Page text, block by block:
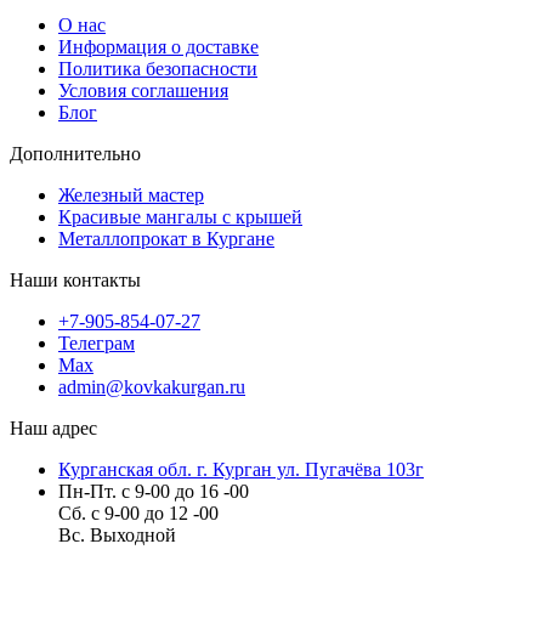
О нас
Информация о доставке
Политика безопасности
Условия соглашения
Блог
Дополнительно
Железный мастер
Красивые мангалы с крышей
Металлопрокат в Кургане
Наши контакты
+7-905-854-07-27
Телеграм
Max
admin@kovkakurgan.ru
Наш адрес
Курганская обл. г. Курган ул. Пугачёва 103г
Пн-Пт. с 9-00 до 16 -00
Сб. с 9-00 до 12 -00
Вс. Выходной